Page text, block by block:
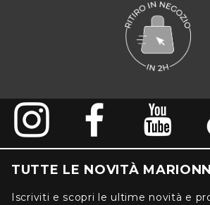
TUTTE LE NOVITÀ
Iscriviti e scopri le ultime novità e